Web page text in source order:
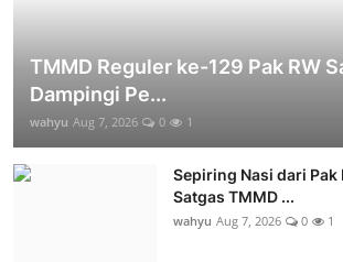
TMMD Reguler ke-129 Pak RW
Dampingi Pe...
wahyu Aug 7, 2026 0 1
Sepiring Nasi dari Pak
Satgas TMMD ...
wahyu Aug 7, 2026 0 1